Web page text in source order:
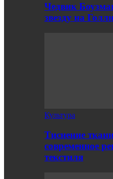
Чедвик
звезду на
Культура
Тиснение
современное
текстиля